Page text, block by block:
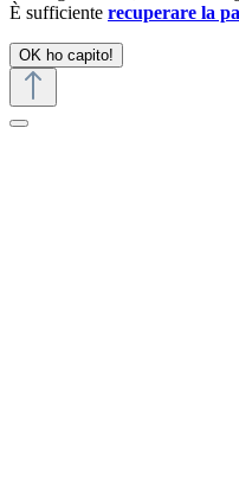
È sufficiente recuperare la
OK ho capito!